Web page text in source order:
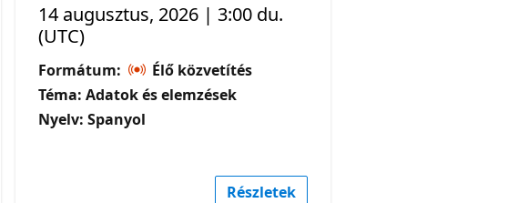
14 augusztus, 2026 | 3:00 du.
(UTC)
Formátum:
Élő közvetítés
Téma: Adatok és elemzések
Nyelv: Spanyol
Részletek